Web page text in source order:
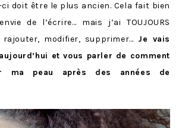
doit être le plus ancien. Cela fait bien
de l’écrire… mais j’ai TOUJOURS
modifier, supprimer… Je vais
et vous parler de comment
ma peau après des années de